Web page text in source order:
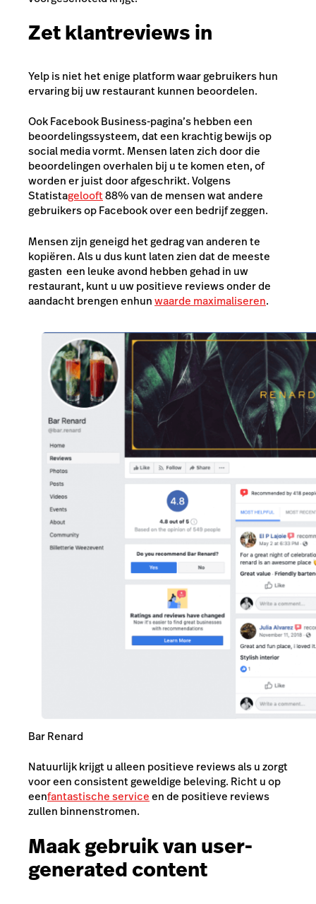
Zet klantreviews in
Yelp is niet het enige platform waar gebruikers hun
ervaring bij uw restaurant kunnen beoordelen.
Ook Facebook Business-pagina’s hebben een
beoordelingssysteem, dat een krachtigbewijs op
social mediavormt. Mensen laten zich door die
beoordelingen overhalen bij u te komen eten, of
worden er juist door afgeschrikt. Volgens
Statistagelooft88% van de mensenwat andere
gebruikers op Facebook over een bedrijf zeggen.
Mensen zijn geneigd het gedrag van anderen te
kopiëren. Als u dus kunt laten zien dat de meeste
gasten een leuke avond hebben gehad in uw
restaurant, kunt u uw positieve reviews onder de
aandacht brengen enhunwaarde maximaliseren.
Bar Renard
Natuurlijk krijgt u alleen positieve reviews als u zorgt
voor een consistent geweldige beleving. Richt u op
eenfantastische serviceen de positieve reviews
zullen binnenstromen.
Maak gebruik van user-
generated content